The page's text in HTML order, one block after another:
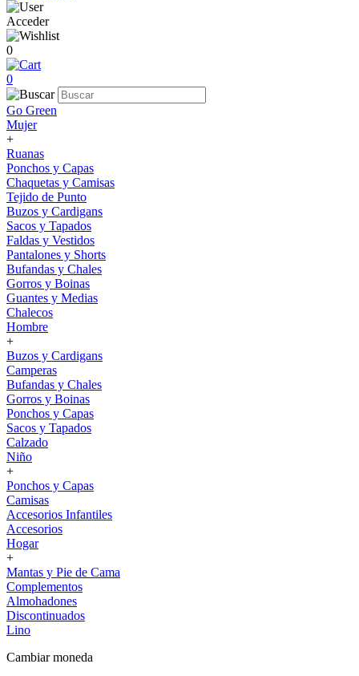
Acceder
0
0
Go Green
Mujer
+
Ruanas
Ponchos y Capas
Chaquetas y Camisas
Tejido de Punto
Buzos y Cardigans
Sacos y Tapados
Faldas y Vestidos
Pantalones y Shorts
Bufandas y Chales
Gorros y Boinas
Guantes y Medias
Chalecos
Hombre
+
Buzos y Cardigans
Camperas
Bufandas y Chales
Gorros y Boinas
Ponchos y Capas
Sacos y Tapados
Calzado
Niño
+
Ponchos y Capas
Camisas
Accesorios Infantiles
Accesorios
Hogar
+
Mantas y Pie de Cama
Complementos
Almohadones
Discontinuados
Lino
Cambiar moneda